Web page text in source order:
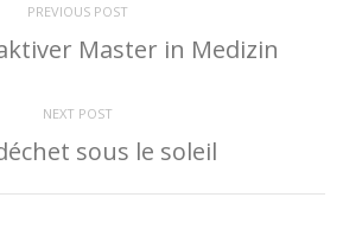
PREVIOUS POST
Master in Medizin
NEXT POST
sous le soleil